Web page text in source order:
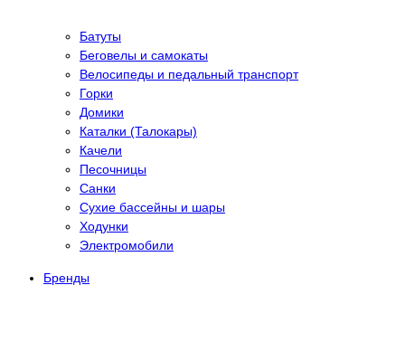
Батуты
Беговелы и самокаты
Велосипеды и педальный транспорт
Горки
Домики
Каталки (Талокары)
Качели
Песочницы
Санки
Сухие бассейны и шары
Ходунки
Электромобили
Бренды